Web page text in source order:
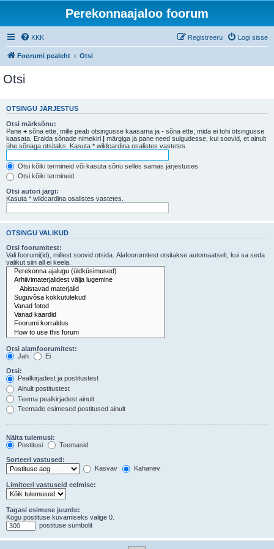
Perekonnaajaloo foorum
KKK Logi sisse
Registreeru
Foorumi pealeht Otsi
Otsi
OTSINGU JÄRJESTUS
Otsi märksõnu:
Pane + sõna ette, mille peab otsingusse kaasama ja - sõna ette, mida ei tohi otsingusse
kaasata. Eralda sõnade nimekiri | märgiga ja pane need sulgudesse, kui soovid, et ainult
ühe sõnaga otsitaks. Kasuta * wildcardina osalistes vastetes.
Otsi kõiki termineid või kasuta sõnu selles samas järjestuses
Otsi kõiki termineid
Otsi autori järgi:
Kasuta * wildcardina osalistes vastetes.
OTSINGU VALIKUD
Otsi foorumitest:
Vali foorumi(id), millest soovid otsida. Alafoorumitest otsitakse automaatselt, kui sa seda
valikut siin all ei keela.
Otsi alamfoorumitest:
Jah
Ei
Otsi:
Pealkirjadest ja postitustest
Ainult postitustest
Teema pealkirjadest ainult
Teemade esimesed postitused ainult
Näita tulemusi:
Postitusi
Teemasid
Sorteeri vastused:
Kasvav
Kahanev
Limiteeri vastuseid eelmise:
Tagasi esimese juurde:
Kogu postituse kuvamiseks valige 0.
postituse sümbolit